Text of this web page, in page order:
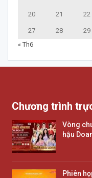
20 21 22
27 28 29
« Th6
Chương trình
Vòng
hậu
Phiên